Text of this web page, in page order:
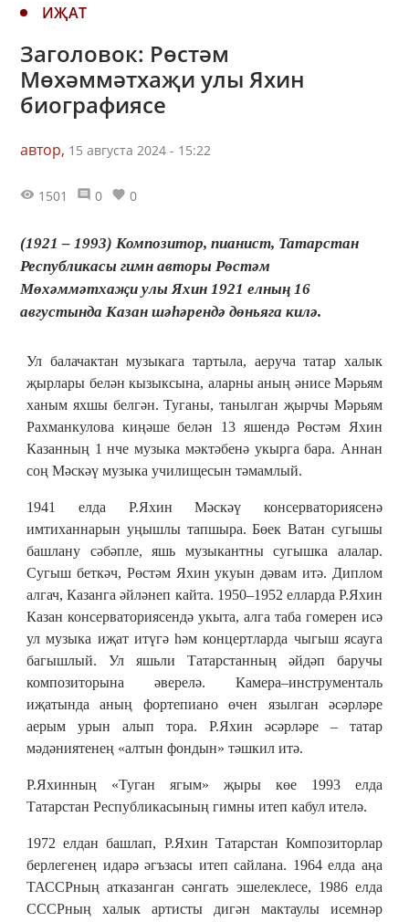
ИҖАТ
Заголовок: Рөстәм
Мөхәммәтхаҗи улы Яхин
биографиясе
автор, 15 августа 2024 - 15:22
1501 0 0
(1921 – 1993) Композитор, пианист, Татарстан
Республикасы гимн авторы Рөстәм
Мөхәммәтхаҗи улы Яхин 1921 елның 16
августында Казан шәһәрендә дөньяга килә.
Ул балачактан музыкага тартыла, аеруча татар халык
җырлары белән кызыксына, аларны аның әнисе Мәрьям
ханым яхшы белгән. Туганы, танылган җырчы Мәрьям
Рахманкулова киңәше белән 13 яшендә Рөстәм Яхин
Казанның 1 нче музыка мәктәбенә укырга бара. Аннан
соң Мәскәү музыка училищесын тәмамлый.
1941 елда Р.Яхин Мәскәү консерваториясенә
имтиханнарын уңышлы тапшыра. Бөек Ватан сугышы
башлану сәбәпле, яшь музыкантны сугышка алалар.
Сугыш беткәч, Рөстәм Яхин укуын дәвам итә. Диплом
алгач, Казанга әйләнеп кайта. 1950–1952 елларда Р.Яхин
Казан консерваториясендә укыта, алга таба гомерен исә
ул музыка иҗат итүгә һәм концертларда чыгыш ясауга
багышлый. Ул яшьли Татарстанның әйдәп баручы
композиторына әверелә. Камера–инструменталь
иҗатында аның фортепиано өчен язылган әсәрләре
аерым урын алып тора. Р.Яхин әсәрләре – татар
мәдәниятенең «алтын фондын» тәшкил итә.
Р.Яхинның «Туган ягым» җыры көе 1993 елда
Татарстан Республикасының гимны итеп кабул ителә.
1972 елдан башлап, Р.Яхин Татарстан Композиторлар
берлегенең идарә әгъзасы итеп сайлана. 1964 елда аңа
ТАССРның атказанган сәнгать эшелеклесе, 1986 елда
СССРның халык артисты дигән мактаулы исемнәр